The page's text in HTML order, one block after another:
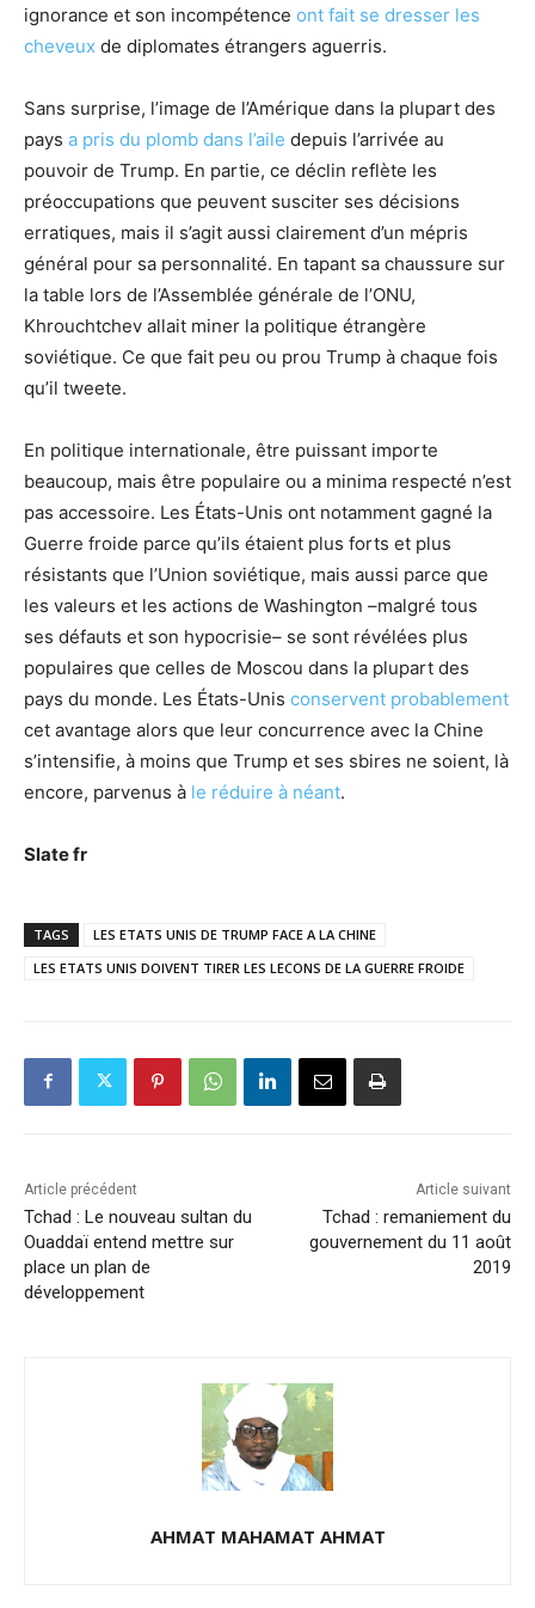
ignorance et son incompétence ont fait se dresser les
cheveux de diplomates étrangers aguerris.
Sans surprise, l’image de l’Amérique dans la plupart des
pays a pris du plomb dans l’aile depuis l’arrivée au
pouvoir de Trump. En partie, ce déclin reflète les
préoccupations que peuvent susciter ses décisions
erratiques, mais il s’agit aussi clairement d’un mépris
général pour sa personnalité. En tapant sa chaussure sur
la table lors de l’Assemblée générale de l’ONU,
Khrouchtchev allait miner la politique étrangère
soviétique. Ce que fait peu ou prou Trump à chaque fois
qu’il tweete.
En politique internationale, être puissant importe
beaucoup, mais être populaire ou a minima respecté n’est
pas accessoire. Les États-Unis ont notamment gagné la
Guerre froide parce qu’ils étaient plus forts et plus
résistants que l’Union soviétique, mais aussi parce que
les valeurs et les actions de Washington –malgré tous
ses défauts et son hypocrisie– se sont révélées plus
populaires que celles de Moscou dans la plupart des
pays du monde. Les États-Unis conservent probablement
cet avantage alors que leur concurrence avec la Chine
s’intensifie, à moins que Trump et ses sbires ne soient, là
encore, parvenus à le réduire à néant.
Slate fr
TAGS
LES ETATS UNIS DE TRUMP FACE A LA CHINE
LES ETATS UNIS DOIVENT TIRER LES LECONS DE LA GUERRE FROIDE
Article précédent
Tchad : Le nouveau sultan du
Ouaddaï entend mettre sur
place un plan de
développement
Article suivant
Tchad : remaniement du
gouvernement du 11 août
2019
AHMAT MAHAMAT AHMAT